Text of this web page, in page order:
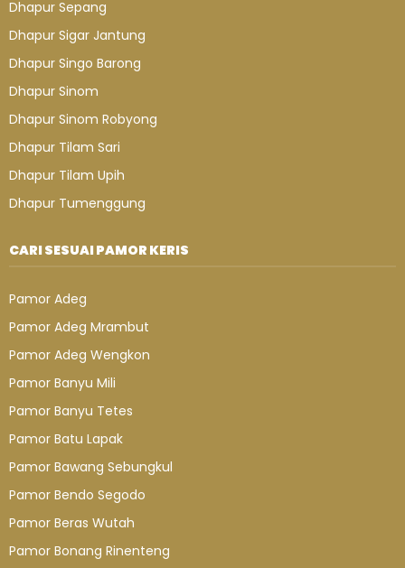
Dhapur Sepang
Dhapur Sigar Jantung
Dhapur Singo Barong
Dhapur Sinom
Dhapur Sinom Robyong
Dhapur Tilam Sari
Dhapur Tilam Upih
Dhapur Tumenggung
CARI SESUAI PAMOR KERIS
Pamor Adeg
Pamor Adeg Mrambut
Pamor Adeg Wengkon
Pamor Banyu Mili
Pamor Banyu Tetes
Pamor Batu Lapak
Pamor Bawang Sebungkul
Pamor Bendo Segodo
Pamor Beras Wutah
Pamor Bonang Rinenteng